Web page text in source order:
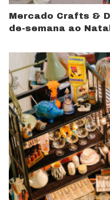
Mercado Crafts &
de-semana ao